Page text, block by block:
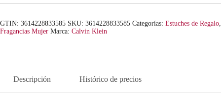
GTIN: 3614228833585 SKU: 3614228833585 Categorías: Estuches de Regalo
Fragancias Mujer Marca: Calvin Klein
Descripción Histórico de precios